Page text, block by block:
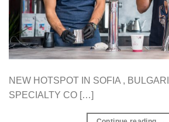
NEW HOTSPOT IN SOFIA ,
SPECIALTY CO […]